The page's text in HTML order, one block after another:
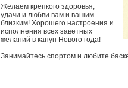
Желаем крепкого здоровья,
удачи и любви вам и вашим
близким! Хорошего настроения и
исполнения всех заветных
желаний в канун Нового года!
Занимайтесь спортом и любите